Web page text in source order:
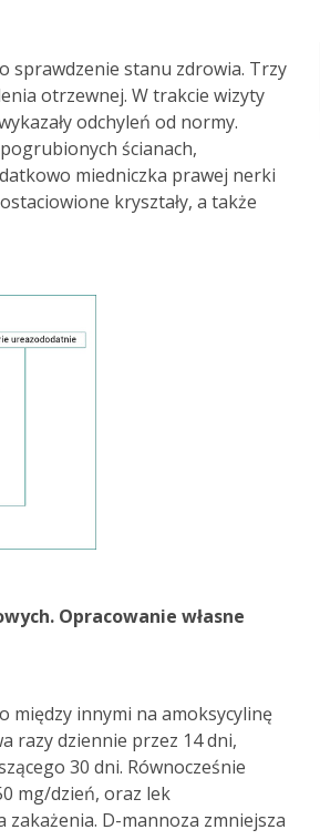
sprawdzenie stanu zdrowia. Trzy
otrzewnej. W trakcie wizyty
odchyleń od normy.
ścianach,
miedniczka prawej nerki
kryształy, a także
Opracowanie własne
między innymi na amoksycylinę
razy dziennie przez 14 dni,
30 dni. Równocześnie
mg/dzień, oraz lek
zakażenia. D-mannoza zmniejsza